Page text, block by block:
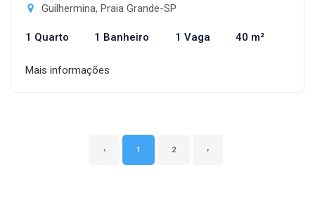
Guilhermina, Praia Grande-SP
1 Quarto 1 Banheiro 1 Vaga 40 m²
Mais informações
‹ 1 2 ›